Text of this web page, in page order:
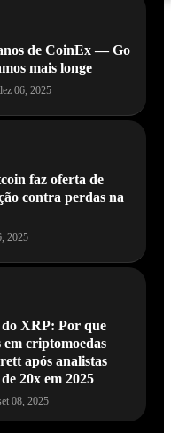
de CoinEx — Go
mais longe
06, 2025
faz oferta de
contra perdas na
2025
do XRP: Por que
em criptomoedas
após analistas
20x em 2025
08, 2025